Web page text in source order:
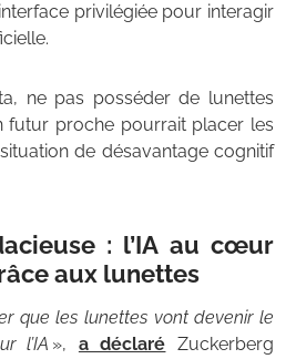
privilégiée pour interagir
ne pas posséder de lunettes
futur proche pourrait placer les
de désavantage cognitif
: l’IA au cœur
aux lunettes
que les lunettes vont devenir le
l’IA », a déclaré Zuckerberg